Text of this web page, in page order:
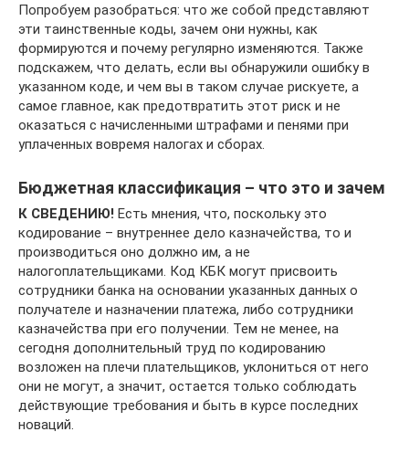
Попробуем разобраться: что же собой представляют
эти таинственные коды, зачем они нужны, как
формируются и почему регулярно изменяются. Также
подскажем, что делать, если вы обнаружили ошибку в
указанном коде, и чем вы в таком случае рискуете, а
самое главное, как предотвратить этот риск и не
оказаться с начисленными штрафами и пенями при
уплаченных вовремя налогах и сборах.
Бюджетная классификация – что это и зачем
К СВЕДЕНИЮ! Есть мнения, что, поскольку это
кодирование – внутреннее дело казначейства, то и
производиться оно должно им, а не
налогоплательщиками. Код КБК могут присвоить
сотрудники банка на основании указанных данных о
получателе и назначении платежа, либо сотрудники
казначейства при его получении. Тем не менее, на
сегодня дополнительный труд по кодированию
возложен на плечи плательщиков, уклониться от него
они не могут, а значит, остается только соблюдать
действующие требования и быть в курсе последних
новаций.